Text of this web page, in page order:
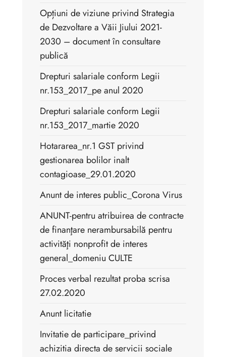
Opțiuni de viziune privind Strategia
de Dezvoltare a Văii Jiului 2021-
2030 – document în consultare
publică
Drepturi salariale conform Legii
nr.153_2017_pe anul 2020
Drepturi salariale conform Legii
nr.153_2017_martie 2020
Hotararea_nr.1 GST privind
gestionarea bolilor inalt
contagioase_29.01.2020
Anunt de interes public_Corona Virus
ANUNT-pentru atribuirea de contracte
de finanţare nerambursabilă pentru
activităţi nonprofit de interes
general_domeniu CULTE
Proces verbal rezultat proba scrisa
27.02.2020
Anunt licitatie
Invitatie de participare_privind
achizitia directa de servicii sociale